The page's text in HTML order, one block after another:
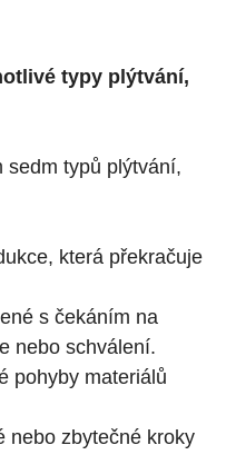
typy plýtvání,
sedm typů plýtvání,
která překračuje
s čekáním na
nebo schválení.
pohyby materiálů
nebo zbytečné kroky